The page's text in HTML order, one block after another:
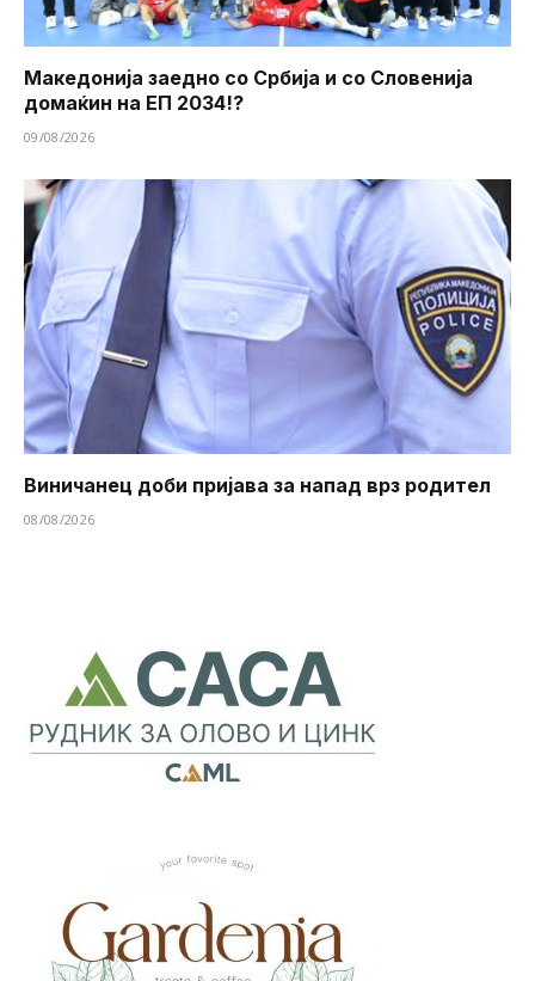
Македонија заедно со Србија и со Словенија
домаќин на ЕП 2034!?
09/08/2026
Виничанец доби пријава за напад врз родител
08/08/2026